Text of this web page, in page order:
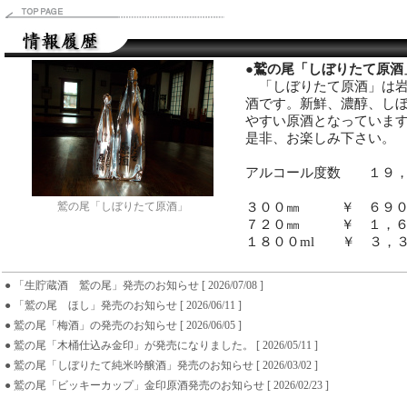
鷲の尾「しぼりたて原酒」
●鷲の尾「しぼりたて原
「しぼりたて原酒」は
酒です。新鮮、濃醇、し
やすい原酒となっていま
是非、お楽しみ下さい。
アルコール度数 １９
３００㎜ ￥ ６９
７２０㎜ ￥ １，６
１８００ml ￥ ３，３
● 「生貯蔵酒 鷲の尾」発売のお知らせ [ 2026/07/08 ]
● 「鷲の尾 ほし」発売のお知らせ [ 2026/06/11 ]
● 鷲の尾「梅酒」の発売のお知らせ [ 2026/06/05 ]
● 鷲の尾「木桶仕込み金印」が発売になりました。 [ 2026/05/11 ]
● 鷲の尾「しぼりたて純米吟醸酒」発売のお知らせ [ 2026/03/02 ]
● 鷲の尾「ビッキーカップ」金印原酒発売のお知らせ [ 2026/02/23 ]